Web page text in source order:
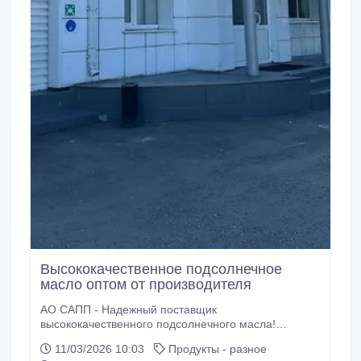
долгосрочным контрактам и регулярным поставкам.
Высококачественное подсолнечное
масло оптом от производителя
АО САПП - Надежный поставщик
высококачественного подсолнечного масла!
богатейшим опытом работы на российском рынке с
11/03/2026 10:03
Продукты - разное